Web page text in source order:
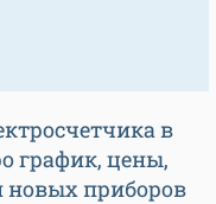
в
график, цены,
новых приборов